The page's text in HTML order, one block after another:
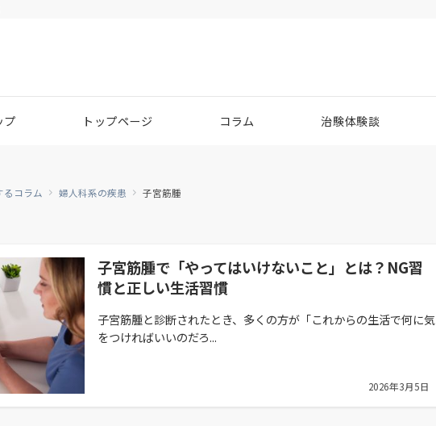
プ トップページ コラム 治験体験談
るコラム 婦人科系の疾患 子宮筋腫
子宮筋腫で「やってはいけないこと」とは？NG習
慣と正しい生活習慣
子宮筋腫と診断されたとき、多くの方が「これからの生活で何に気
をつければいいのだろ...
2026年3月5日